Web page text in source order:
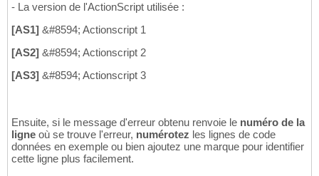
- La version de l'ActionScript utilisée :
[AS1] &#8594; Actionscript 1
[AS2] &#8594; Actionscript 2
[AS3] &#8594; Actionscript 3
Ensuite, si le message d'erreur obtenu renvoie le numéro de la
ligne où se trouve l'erreur, numérotez les lignes de code
données en exemple ou bien ajoutez une marque pour identifier
cette ligne plus facilement.